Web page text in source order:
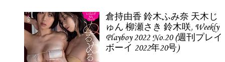
倉持由香 鈴木ふみ奈 天木じ
ゅん 柳瀬さき 鈴木咲, Weekly
Playboy 2022 No.20 (週刊プレイ
ボーイ 2022年20号)